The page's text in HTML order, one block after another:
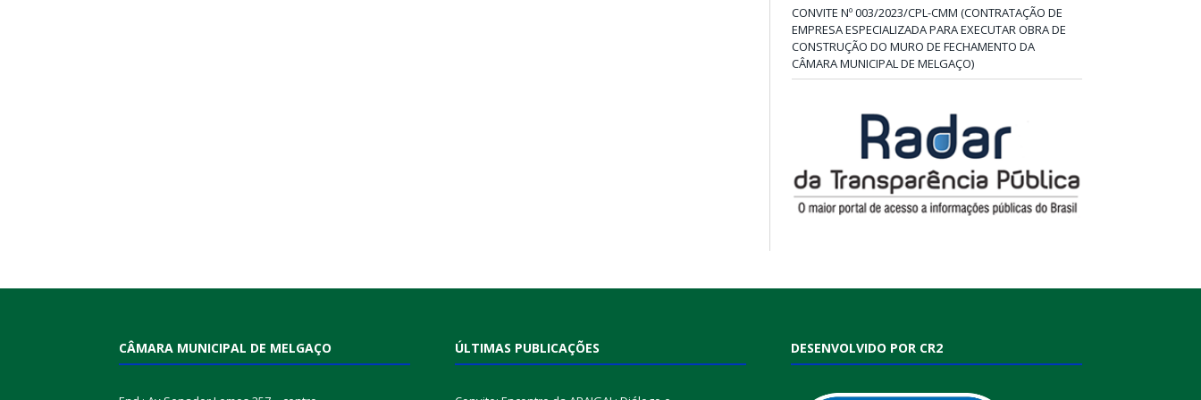
CONVITE Nº 003/2023/CPL-CMM (CONTRATAÇÃO DE
EMPRESA ESPECIALIZADA PARA EXECUTAR OBRA DE
CONSTRUÇÃO DO MURO DE FECHAMENTO DA
CÂMARA MUNICIPAL DE MELGAÇO)
CÂMARA MUNICIPAL DE MELGAÇO ÚLTIMAS PUBLICAÇÕES DESENVOLVIDO POR CR2